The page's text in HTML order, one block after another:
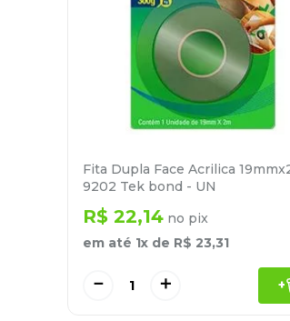
Fita Dupla Face Acrilica
9202 Tek bond - UN
R$ 22,14 no pix
em até 1x de R$ 23,31
＋
－ +